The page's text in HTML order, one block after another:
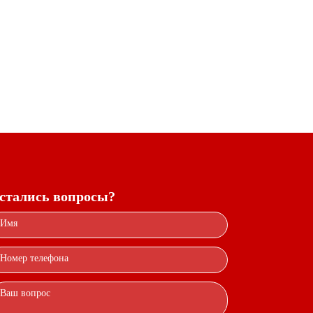
вопросы?
Имя
Номер телефона
Ваш вопрос